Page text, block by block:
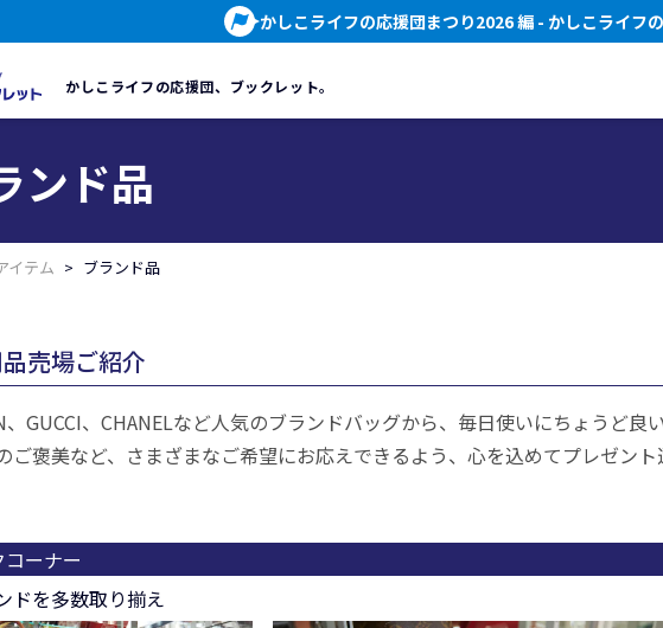
かしこライフの応援団まつり2026 編- かしこライフ
かしこライフの応援団、 ブックレット。
ンド品
イテム ブランド品
売場ご紹介
GUCCI、CHANELなど人気のブランドバッグから、毎日使いにちょうど
ご褒美など、さまざまなご希望にお応えできるよう、心を込めてプレゼント
ーナー
ドを多数取り揃え